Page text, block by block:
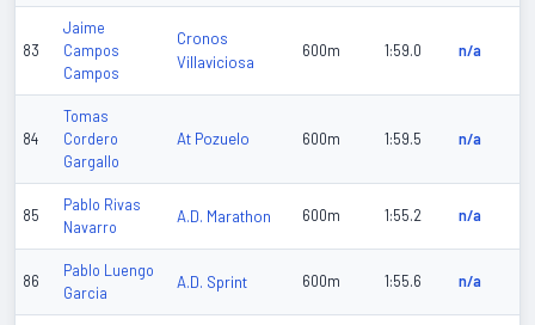
83
Jaime
Campos
Campos
Cronos
Villaviciosa
600m 1:59.0 n/a
84
Tomas
Cordero
Gargallo
At Pozuelo 600m 1:59.5 n/a
85
Pablo Rivas
Navarro
A.D. Marathon 600m 1:55.2 n/a
86
Pablo Luengo
Garcia
A.D. Sprint 600m 1:55.6 n/a